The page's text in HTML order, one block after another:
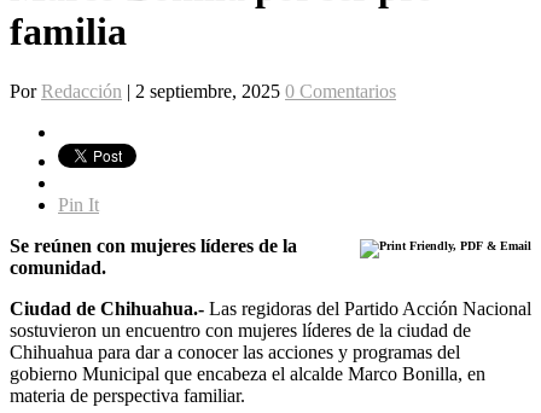
familia
PorRedacción | 2 septiembre, 2025 0 Comentarios
Pin It
Se reúnen con mujeres líderes de la
comunidad.
Ciudad de Chihuahua.- Las regidoras del Partido Acción Nacional
sostuvieron un encuentro con mujeres líderes de la ciudad de
Chihuahua para dar a conocer las acciones y programas del
gobierno Municipal que encabeza el alcalde Marco Bonilla, en
materia de perspectiva familiar.